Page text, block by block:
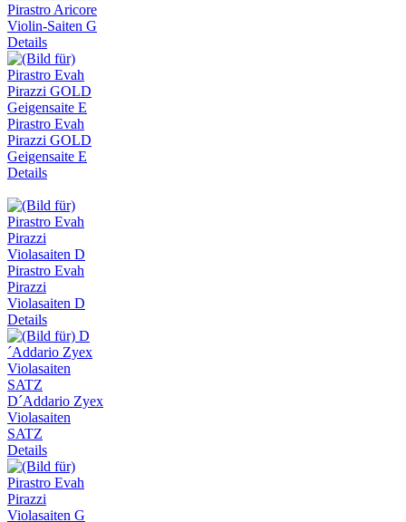
Pirastro Aricore
Violin-Saiten G
Details
Pirastro Evah
Pirazzi GOLD
Geigensaite E
Details
Pirastro Evah
Pirazzi
Violasaiten D
Details
D´Addario Zyex
Violasaiten
SATZ
Details